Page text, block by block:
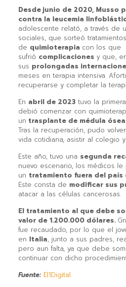
Desde junio de 2020, Musso
contra la leucemia
adolescente relató, a través de
sociales, que sorteó tratamientos
de quimioterapia con los que
sufrió complicaciones y que,
sus prolongadas
meses en terapia intensiva.
recuperarse y completar la
En abril de 2023tuvo la
debió comenzar con
un trasplante de médula ósea
Tras la recuperación, pudo
vida cotidiana, asistir al colegio
Este año, tuvo una segunda
nuevo escenario, los médicos
un tratamiento fuera del país
Este consta de modificar sus
atacar a las células cancerosas.
El tratamiento al que debe
valor de 1.200.000 dólares.
fue recaudado, por lo que el
en Italia, junto a sus padres,
pero aun falta, ya que debe
continuar con dicho
Fuente:El1Digital